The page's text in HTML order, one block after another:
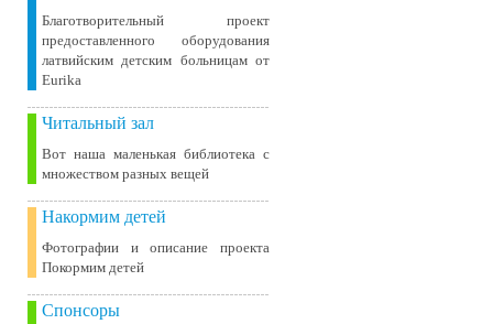
Благотворительный проект
предоставленного оборудования
латвийским детским больницам от
Eurika
Читальный зал
Вот наша маленькая библиотека c
множеством разных вещей
Накормим детей
Фотографии и описание проекта
Покормим детей
Спонсоры